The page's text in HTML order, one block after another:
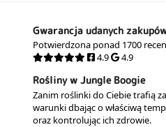
Gwarancja udanych
Potwierdzona ponad 1700
4.9
4.9
Rośliny w Jungle Boogie
Zanim roślinki do Ciebie trafią
warunki dbając o właściwą
oraz kontrolując ich zdrowie.